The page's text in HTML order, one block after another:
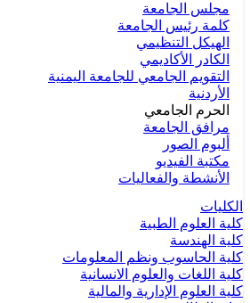
مجلس الجامعة
كلمة رئيس الجامعة
الهيكل التنظيمي
الكادر الأكاديمي
التقويم الجامعي للجامعة اليمنية
الأردنية
الحرم الجامعي
مرافق الجامعة
ألبوم الصور
مكتبة الفيديو
الأنشطة والفعاليات
الكليات
كلية العلوم الطبية
كلية الهندسة
كلية الحاسوب ونظم المعلومات
كلية اللغات والعلوم الانسانية
كلية العلوم الإدارية والمالية